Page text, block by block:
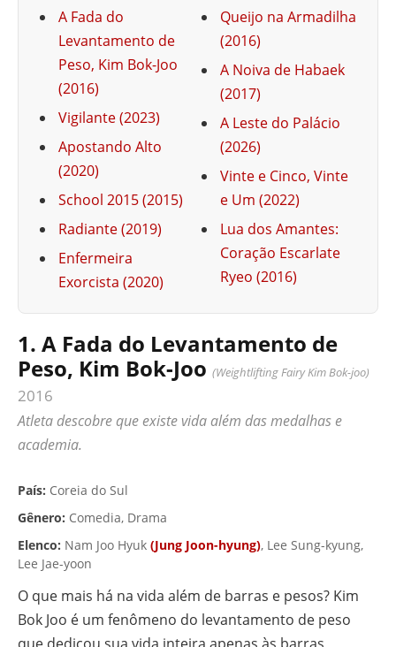
A Fada do
Levantamento de
Peso, Kim Bok-Joo
(2016)
Vigilante (2023)
Apostando Alto
(2020)
School 2015 (2015)
Radiante (2019)
Enfermeira
Exorcista (2020)
Queijo na Armadilha
(2016)
A Noiva de Habaek
(2017)
A Leste do Palácio
(2026)
Vinte e Cinco, Vinte
e Um (2022)
Lua dos Amantes:
Coração Escarlate
Ryeo (2016)
1. A Fada do Levantamento de
Peso, Kim Bok-Joo (Weightlifting Fairy Kim Bok-joo)
2016
Atleta descobre que existe vida além das medalhas e
academia.
País: Coreia do Sul
Gênero: Comedia, Drama
Elenco: Nam Joo Hyuk (Jung Joon-hyung), Lee Sung-kyung,
Lee Jae-yoon
O que mais há na vida além de barras e pesos? Kim
Bok Joo é um fenômeno do levantamento de peso